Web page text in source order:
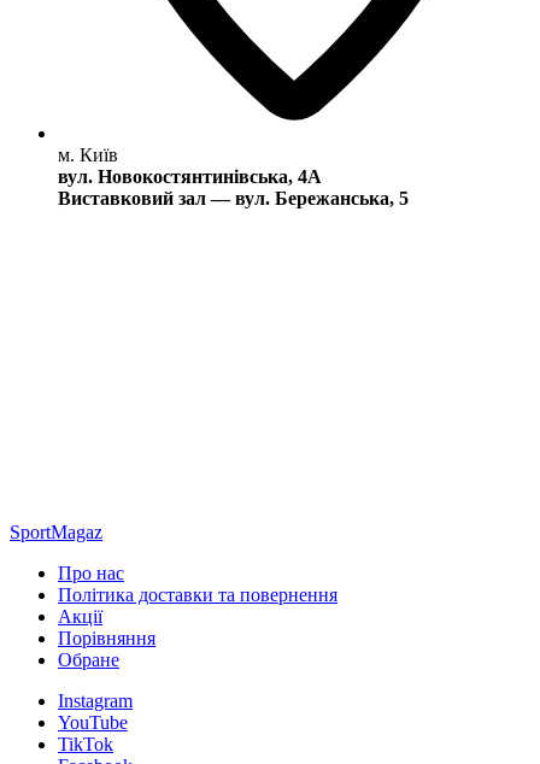
м. Київ
вул. Новокостянтинівська, 4А
Виставковий зал — вул. Бережанська, 5
SportMagaz
Про нас
Політика доставки та повернення
Акції
Порівняння
Обране
Instagram
YouTube
TikTok